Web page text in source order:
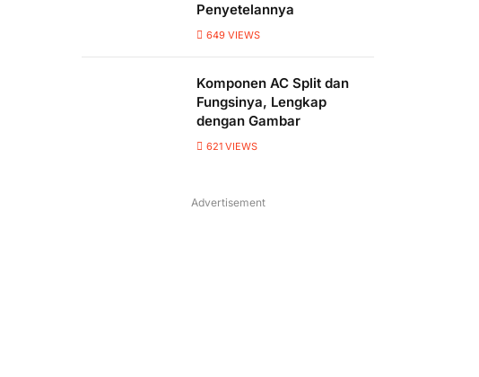
Penyetelannya
649 VIEWS
Komponen AC Split dan
Fungsinya, Lengkap
dengan Gambar
621 VIEWS
Advertisement